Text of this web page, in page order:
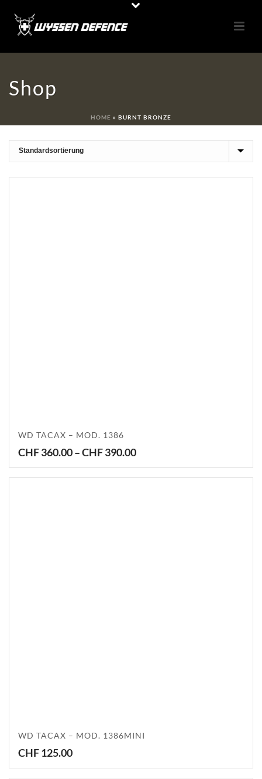
Shop
HOME » BURNT BRONZE
WD TACAX – MOD. 1386
CHF360.00–CHF390.00Price
CHF 360.00
WD TACAX – MOD. 1386MINI
CHF125.00